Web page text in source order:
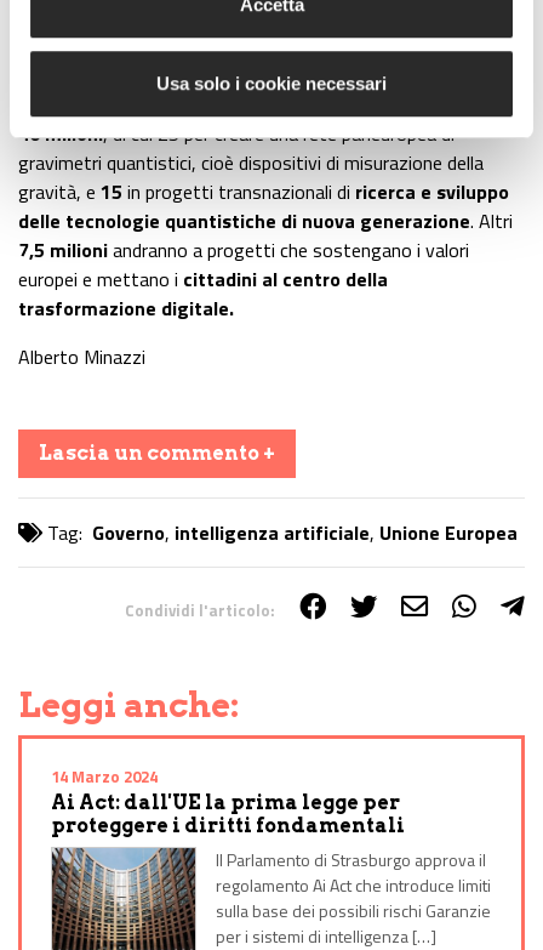
Usa solo i cookie necessari
“Per stimolare laricerca nelle tecnologie quantistiche
40 milioni, di cui 25 per creare una rete paneuropea di
gravimetri quantistici, cioè dispositivi di misurazione della
gravità, e 15 in progetti transnazionali di ricerca e sviluppo
delle tecnologie quantistiche di nuova generazione. Altri
7,5 milioniandranno a progetti che sostengano i valori
europei e mettano i cittadini al centro della
trasformazione digitale.
Alberto Minazzi
Lascia un commento +
Tag: Governo, intelligenza artificiale, Unione Europea
Condividi l'articolo:
Leggi anche:
14 Marzo 2024
Ai Act: dall'UE la prima legge per
proteggere i diritti fondamentali
Il Parlamento di Strasburgo approva il
regolamento Ai Act che introduce limiti
sulla base dei possibili rischi Garanzie
per i sistemi di intelligenza […]